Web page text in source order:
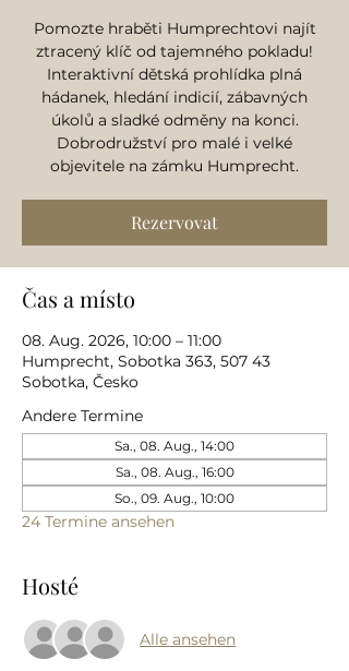
Pomozte hraběti Humprechtovi najít
ztracený klíč od tajemného pokladu!
Interaktivní dětská prohlídka plná
hádanek, hledání indicií, zábavných
úkolů a sladké odměny na konci.
Dobrodružství pro malé i velké
objevitele na zámku Humprecht.
Rezervovat
Čas a místo
08. Aug. 2026, 10:00 – 11:00
Humprecht, Sobotka 363, 507 43
Sobotka, Česko
Andere Termine
Sa., 08. Aug., 14:00
Sa., 08. Aug., 16:00
So., 09. Aug., 10:00
24 Termine ansehen
Hosté
Alle ansehen